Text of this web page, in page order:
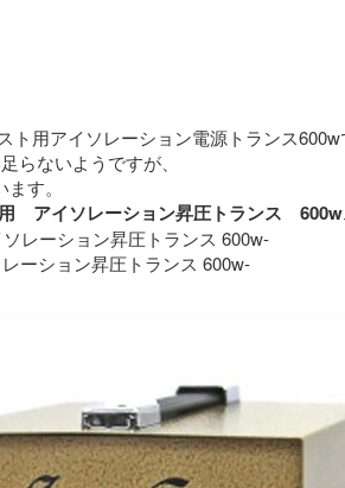
ト用アイソレーション電源トランス
らないようですが、
　アイソレーション昇圧トランス　
ーション昇圧トランス 600w-